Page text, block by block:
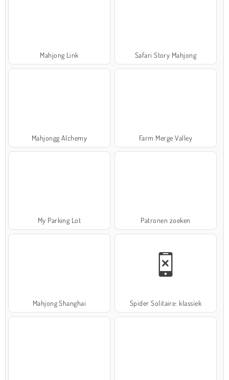
Mahjong Link Safari Story Mahjong
Mahjongg Alchemy Farm Merge Valley
My Parking Lot Patronen zoeken
Mahjong Shanghai Spider Solitaire: klassiek